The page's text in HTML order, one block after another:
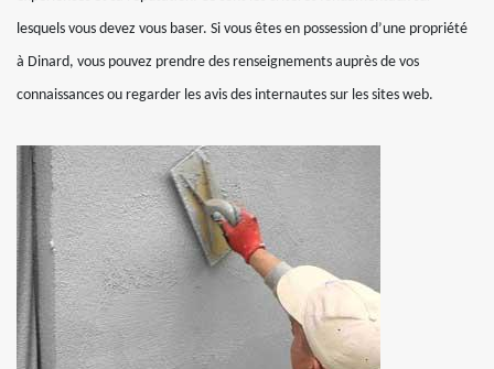
lesquels vous devez vous baser. Si vous êtes en possession d’une propriété
à Dinard, vous pouvez prendre des renseignements auprès de vos
connaissances ou regarder les avis des internautes sur les sites web.